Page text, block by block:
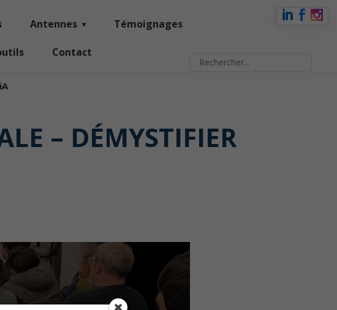
Antennes Témoignages
Contact
– DÉMYSTIFIER